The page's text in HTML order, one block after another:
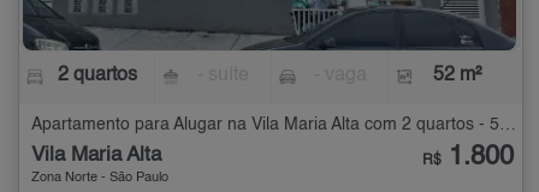
2 quartos 52 m²
Apartamento para Alugar na Vila Maria Alta com 2 quartos - 52 m²
Vila Maria Alta
Zona Norte - São Paulo
R$ 1.800